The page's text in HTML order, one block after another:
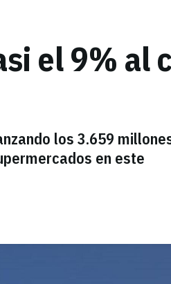
el 9% al
los 3.659
en este